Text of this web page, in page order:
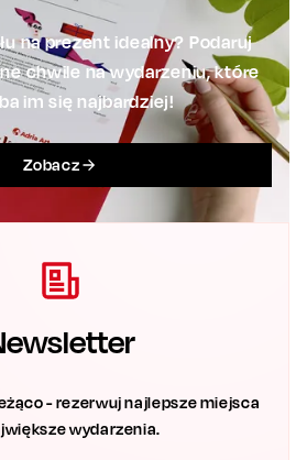
na prezent idealny? Podaruj
chwile na wydarzeniu, które
im się najbardziej!
Zobacz
- rezerwuj najlepsze miejsca
wydarzenia.